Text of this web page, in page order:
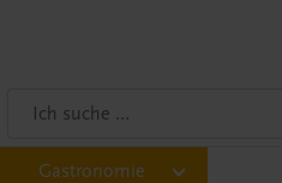
Gastronomie